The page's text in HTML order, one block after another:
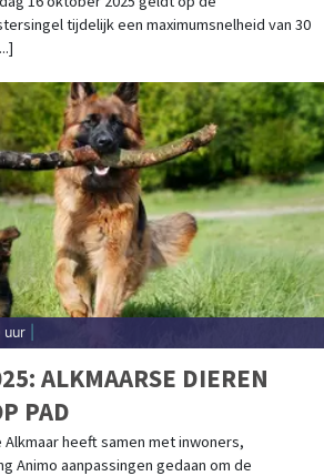
tijdelijk een maximumsnelheid van 30
ALKMAARSE DIEREN
PAD
Alkmaar heeft samen met inwoners,
Animo aanpassingen gedaan om de